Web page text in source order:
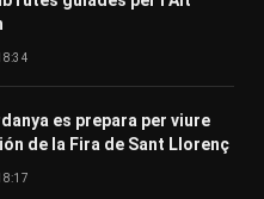
es prepara per viure
de la Fira de Sant Llorenç